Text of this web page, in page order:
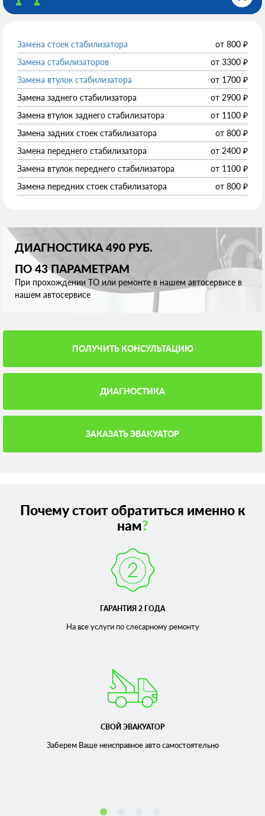
Замена стоек стабилизатора от 800 ₽
Замена стабилизаторов
от 3300 ₽
Замена втулок стабилизатора
от 1700 ₽
Замена заднего стабилизатора
от 2900 ₽
Замена втулок заднего стабилизатора
от 1100 ₽
Замена задних стоек стабилизатора
от 800 ₽
Замена переднего стабилизатора
от 2400 ₽
Замена втулок переднего стабилизатора
от 1100 ₽
Замена передних стоек стабилизатора
от 800 ₽
ДИАГНОСТИКА 490 РУБ.
ПО 43 ПАРАМЕТРАМ
При прохождении ТО или ремонте в нашем автосервисе в
нашем автосервисе
ПОЛУЧИТЬ КОНСУЛЬТАЦИЮ
ДИАГНОСТИКА
ЗАКАЗАТЬ ЭВАКУАТОР
Почему стоит обратиться именно к
нам?
ГАРАНТИЯ 2 ГОДА
На все услуги по слесарномуремонту
СВОЙ ЭВАКУАТОР
Заберем Ваше неисправноеавто самостоятельно